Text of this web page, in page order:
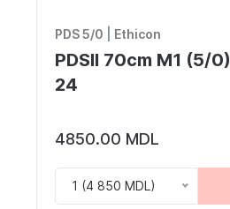
PDS 5/0 Ethicon
PDSII 70cm M1 (5/
24
4850.00 MDL
1 (4 850 MDL)